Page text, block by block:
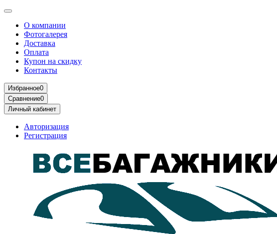
О компании
Фотогалерея
Доставка
Оплата
Купон на скидку
Контакты
Избранное0
Сравнение0
Личный кабинет
Авторизация
Регистрация